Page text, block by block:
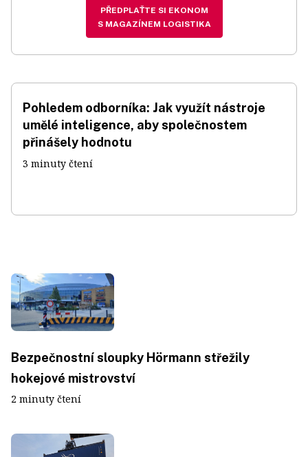
PŘEDPLAŤTE SI EKONOM
S MAGAZÍNEM LOGISTIKA
Pohledem odborníka: Jak využít nástroje
umělé inteligence, aby společnostem
přinášely hodnotu
3 minuty čtení
Bezpečnostní sloupky Hörmann střežily
hokejové mistrovství
2 minuty čtení